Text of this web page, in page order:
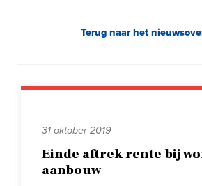
Terug naar het
31 oktober 2019
Einde aftrek rente bij
aanbouw